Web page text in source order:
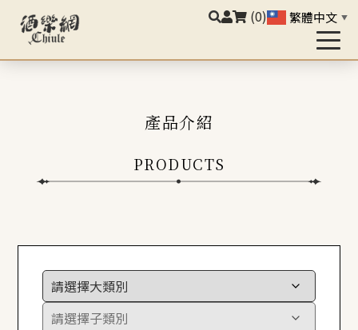
(0) 繁體中文 ▼
產品介紹
PRODUCTS